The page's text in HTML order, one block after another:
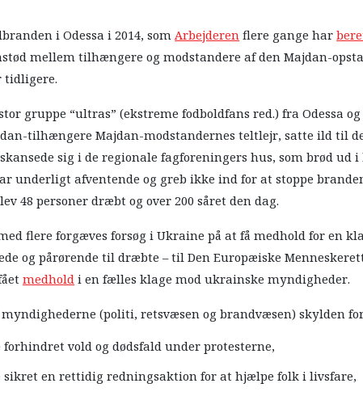
i Odessa i 2014, somArbejderenflere gange har
mellem tilhængere og modstandere af den Majdan-
tidligere.
gruppe “ultras” (ekstreme fodboldfans red.) fra Odessa
tilhængere Majdan-modstandernes teltlejr, satte ild til
sig i de regionale fagforeningers hus, som brød ud i
underligt afventende og greb ikke ind for at stoppe
48 personer dræbt og over 200 såret den dag.
flere forgæves forsøg i Ukraine på at få medhold for en
og pårørende til dræbte – til Den Europæiske
medholdi en fælles klage mod ukrainske myndigheder.
(politi, retsvæsen og brandvæsen) skylden
vold og dødsfald under protesterne,
sikret en rettidig redningsaktion for at hjælpe folk i livsfare,